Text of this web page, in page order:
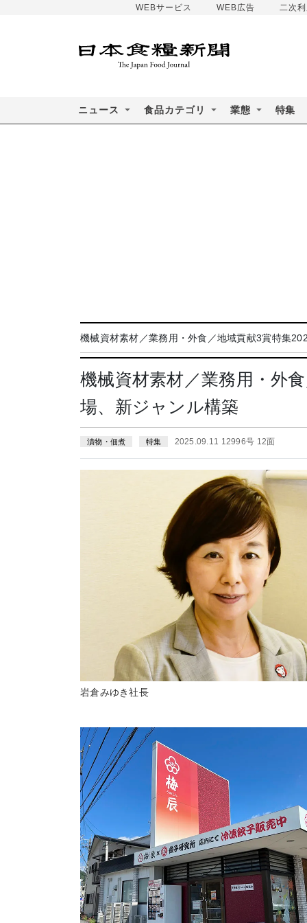
WEBサービス WEB広告 二次
ニュース 食品カテゴリ 業態 特集
機械資材素材／業務用・外食／地域貢献3賞特集
機械資材素材／業務用・外
場、新ジャンル構築
漬物・佃煮 特集 2025.09.11 12996号 12面
岩倉みゆき社長